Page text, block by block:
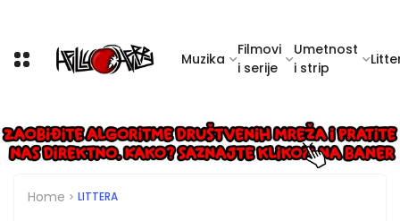
Muzika
Filmovi
i serije
Umetnost
i strip
Home LITTERA